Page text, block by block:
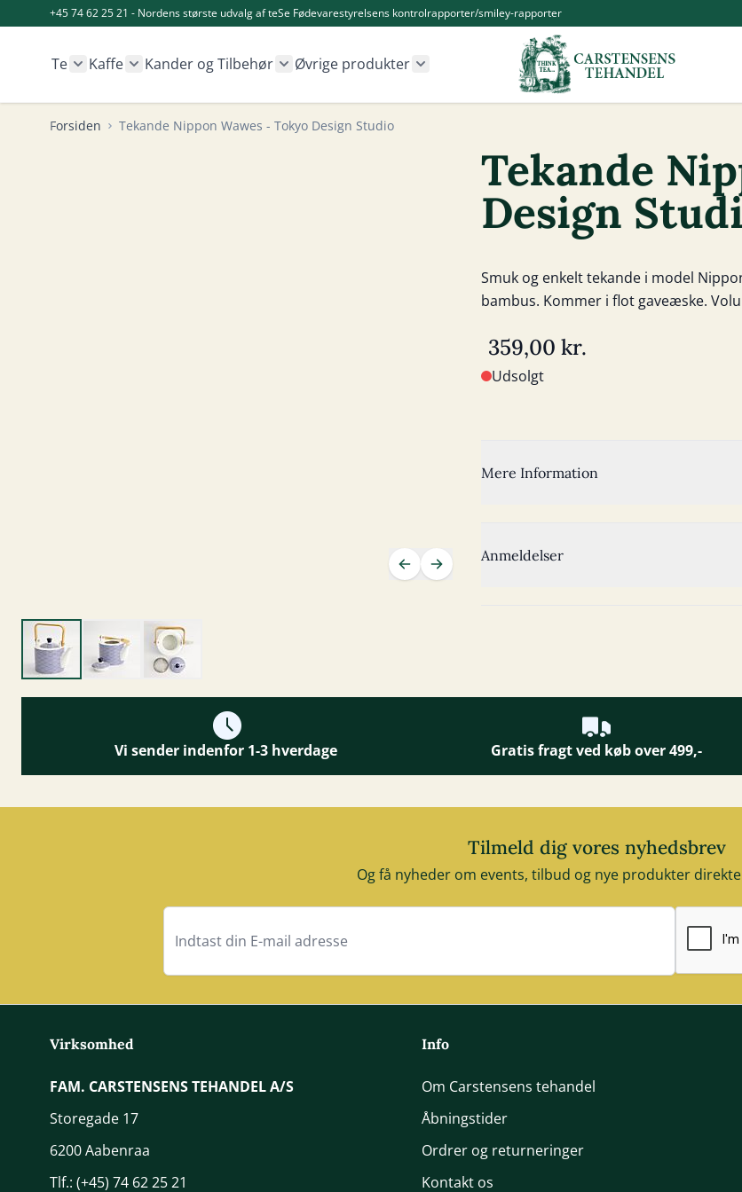
Skip to Content+45 74 62 25 21 - Nordens største udvalg af teSe Fødevarestyrelsens kontrolrapporter/smiley-rapporter
Te
Kaffe
Kander og Tilbehør
Show submenu for Kander og Tilbehør category
Øvrige produkter
Show submenu for Øvrige produkter category
Forsiden Tekande Nippon Wawes - Tokyo Design Studio
Tekande
Design
Smuk og enkelt tekande i model
bambus. Kommer i flot gaveæske.
359,00 kr.
Udsolgt
Mere Information
Anmeldelser
Vi sender indenfor 1-3 hverdage Gratis fragt ved køb over 499,-
Tilmeld dig vores nyhedsbrev
Og få nyheder om events, tilbud og nye produkter
E-mail adresse
Virksomhed
FAM. CARSTENSENS TEHANDEL A/S
Storegade 17
6200 Aabenraa
Tlf.: (+45) 74 62 25 21
Info
Om Carstensens tehandel
Åbningstider
Ordrer og returneringer
Kontakt os